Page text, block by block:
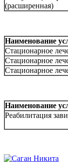
(расширенная)
Наименование
Стационарное
Стационарное
Стационарное
Наименование
Реабилитация